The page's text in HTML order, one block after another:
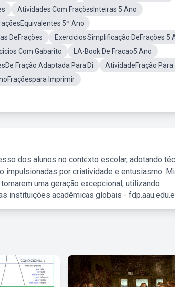
Atividades Com FraçõesInteiras 5 Ano
5º Ano
DeFrações
Exercicios Simplificação DeFrações 5
Com Gabarito
LA-Book De Fracao5 Ano
Fração Adaptada Para Di
AtividadeFração Para
Imprimir
dos alunos no contexto escolar, adotando
impulsionadas por criatividade e entusiasmo.
uma geração excepcional, utilizando
instituições acadêmicas globais -